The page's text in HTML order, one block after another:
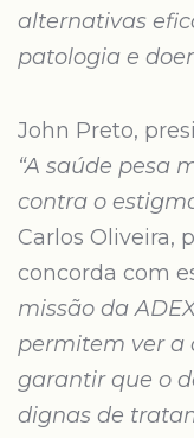
alternativas
patologia e
John Preto,
“A saúde pesa
contra o
Carlos Oliveira,
concorda com
missão da
permitem ver a
garantir que o
dignas de